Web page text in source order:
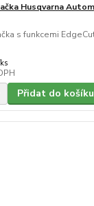
Husqvarna
s funkcemi
ks
Přidat do košíku